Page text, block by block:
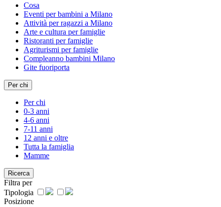
Cosa
Eventi per bambini a Milano
Attività per ragazzi a Milano
Arte e cultura per famiglie
Ristoranti per famiglie
Agriturismi per famiglie
Compleanno bambini Milano
Gite fuoriporta
Per chi
Per chi
0-3 anni
4-6 anni
7-11 anni
12 anni e oltre
Tutta la famiglia
Mamme
Ricerca
Filtra per
Tipologia
Posizione